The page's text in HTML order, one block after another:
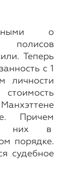
о
полисов
Теперь
с 1
личности
Причем
о них в
порядке.
судебное